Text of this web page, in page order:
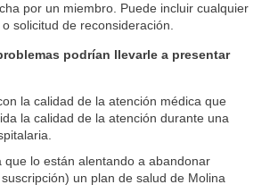
por un miembro. Puede incluir cualquier
solicitud de reconsideración.
podrían llevarle a presentar
la calidad de la atención médica que
la calidad de la atención durante una
que lo están alentando a abandonar
un plan de salud de Molina